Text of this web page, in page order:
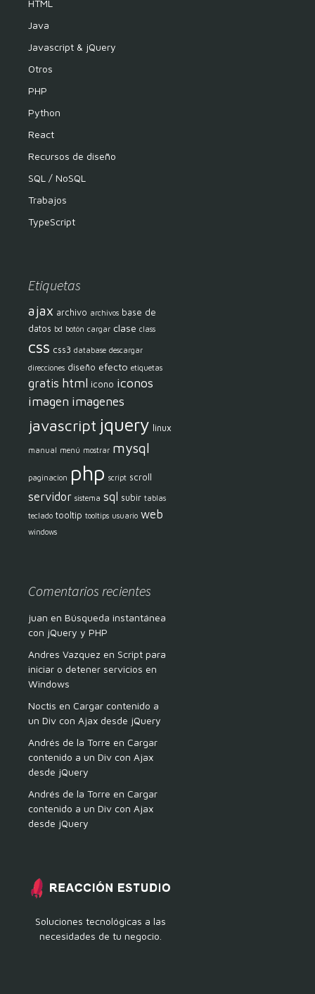
HTML
Java
Javascript & jQuery
Otros
PHP
Python
React
Recursos de diseño
SQL / NoSQL
Trabajos
TypeScript
Etiquetas
ajax archivo archivos base de
datos bd botón cargar clase class
css css3 database descargar
direcciones diseño efecto etiquetas
gratis html icono iconos
imagen imagenes
javascript jquery linux
manual menú mostrar mysql
paginacion php script scroll
servidor sistema sql subir tablas
teclado tooltip tooltips usuario web
windows
Comentarios recientes
juan en Búsqueda instantánea
con jQuery y PHP
Andres Vazquez en Script para
iniciar o detener servicios en
Windows
Noctis en Cargar contenido a
un Div con Ajax desde jQuery
Andrés de la Torre en Cargar
contenido a un Div con Ajax
desde jQuery
Andrés de la Torre en Cargar
contenido a un Div con Ajax
desde jQuery
Soluciones tecnológicas a las
necesidades de tu negocio.